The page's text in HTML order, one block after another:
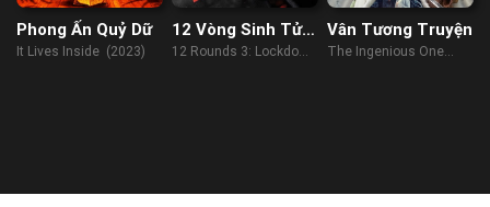
Phong Ấn Quỷ Dữ
It Lives Inside (2023)
12 Vòng Sinh Tử
3: Phong Tỏa
12 Rounds 3: Lockdown
Vân Tương Truyện
The Ingenious One